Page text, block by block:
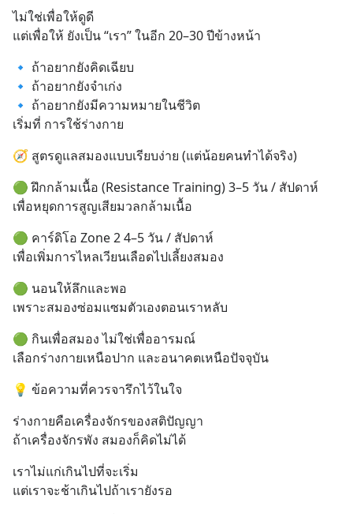
ไม่ใช่เพื่อให้ดูดี
แต่เพื่อให้ ยังเป็น “เรา” ในอีก 20–30 ปีข้างหน้า
🔹 ถ้าอยากยังคิดเฉียบ
🔹 ถ้าอยากยังจำเก่ง
🔹 ถ้าอยากยังมีความหมายในชีวิต
เริ่มที่ การใช้ร่างกาย
🧭 สูตรดูแลสมองแบบเรียบง่าย (แต่น้อยคนทำได้จริง)
🟢 ฝึกกล้ามเนื้อ (Resistance Training) 3–5 วัน / สัปดาห์
เพื่อหยุดการสูญเสียมวลกล้ามเนื้อ
🟢 คาร์ดิโอ Zone 2 4–5 วัน / สัปดาห์
เพื่อเพิ่มการไหลเวียนเลือดไปเลี้ยงสมอง
🟢 นอนให้ลึกและพอ
เพราะสมองซ่อมแซมตัวเองตอนเราหลับ
🟢 กินเพื่อสมอง ไม่ใช่เพื่ออารมณ์
เลือกร่างกายเหนือปาก และอนาคตเหนือปัจจุบัน
💡 ข้อความที่ควรจารึกไว้ในใจ
ร่างกายคือเครื่องจักรของสติปัญญา
ถ้าเครื่องจักรพัง สมองก็คิดไม่ได้
เราไม่แก่เกินไปที่จะเริ่ม
แต่เราจะช้าเกินไปถ้าเรายังรอ